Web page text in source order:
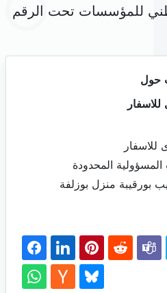
للمؤسسات تحت الرقم
حول
المحدودة
بورقيبة منزل بوزلفة